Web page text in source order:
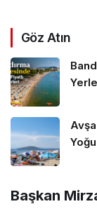
Göz Atın
Başkan